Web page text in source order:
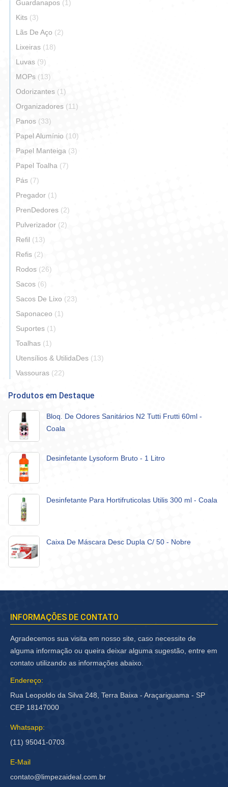
Guardanapos (1)
Kits (3)
Lãs De Aço (2)
Lixeiras (18)
Luvas (9)
MOPs (13)
Odorizantes (1)
Organizadores (11)
Panos (33)
Papel Alumínio (10)
Papel Manteiga (3)
Papel Toalha (7)
Pás (7)
Pregador (1)
PrenDedores (2)
Pulverizador (2)
Refil (13)
Refis (2)
Rodos (26)
Sacos (6)
Sacos De Lixo (23)
Saponaceo (1)
Suportes (1)
Toalhas (1)
Utensílios & UtilidaDes (13)
Vassouras (22)
Produtos em Destaque
Bloq. De Odores Sanitários N2 Tutti Frutti 60ml -
Coala
Desinfetante Lysoform Bruto - 1 Litro
Desinfetante Para Hortifruticolas Utilis 300 ml - Coala
Caixa De Máscara Desc Dupla C/ 50 - Nobre
INFORMAÇÕES DE CONTATO
Agradecemos sua visita em nosso site, caso necessite de
alguma informação ou queira deixar alguma sugestão, entre em
contato utilizando as informações abaixo.
Endereço:
Rua Leopoldo da Silva 248, Terra Baixa - Araçariguama - SP
CEP 18147000
Whatsapp:
(11) 95041-0703
E-Mail
contato@limpezaideal.com.br